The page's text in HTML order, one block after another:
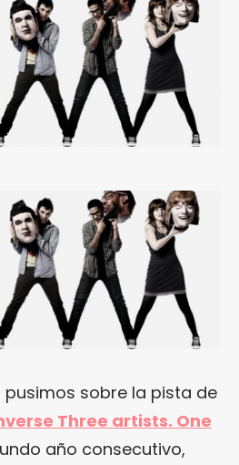
pusimos sobre la pista de
Three artists. One
año consecutivo,